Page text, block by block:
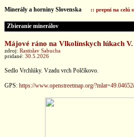
Minerály a horniny Slovenska :: prepni na celú
Zbieranie minerálov
Májové ráno na Vlkolínskych lúkach V.
zdroj: Rastislav Sabucha
pridané: 30.5.2026
Sedlo Vrchlúky. Vzadu vrch Polčíkovo.
GPS: https://www.openstreetmap.org/